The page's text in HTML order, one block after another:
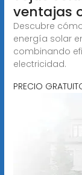
ventajas
Descubre
energía solar
combinando
electricidad.
PRECIO